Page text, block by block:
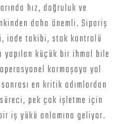
hız, doğruluk ve
daha önemli. Sipariş
iade takibi, stok kontrolü
yapılan küçük bir ihmal bile
karmaşaya yol
en kritik adımlardan
pek çok işletme için
iş yükü anlamına geliyor.